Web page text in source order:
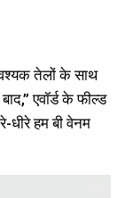
तेलों के साथ
एवॉर्ड के फील्ड
धीरे हम बी वेनम